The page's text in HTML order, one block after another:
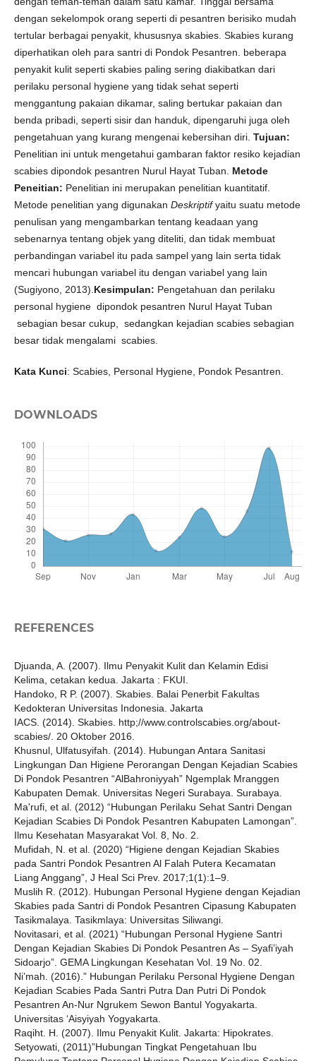
dengan sekelompok orang seperti di pesantren berisiko mudah
tertular berbagai penyakit, khususnya skabies. Skabies kurang
diperhatikan oleh para santri di Pondok Pesantren. beberapa
penyakit kulit seperti skabies paling sering diakibatkan dari
perilaku personal hygiene yang tidak sehat seperti
menggantung pakaian dikamar, saling bertukar pakaian dan
benda pribadi, seperti sisir dan handuk, dipengaruhi juga oleh
pengetahuan yang kurang mengenai kebersihan diri. Tujuan:
Penelitian ini untuk mengetahui gambaran faktor resiko kejadian
scabies dipondok pesantren Nurul Hayat Tuban. Metode
Peneitian: Penelitian ini merupakan penelitian kuantitatif.
Metode penelitian yang digunakan Deskriptifyaitu suatu metode
penulisan yang mengambarkan tentang keadaan yang
sebenarnya tentang objek yang diteliti, dan tidak membuat
perbandingan variabel itu pada sampel yang lain serta tidak
mencari hubungan variabel itu dengan variabel yang lain
(Sugiyono, 2013). Kesimpulan: Pengetahuan dan perilaku
personal hygiene dipondok pesantren Nurul Hayat Tuban
sebagian besar cukup, sedangkan kejadian scabies sebagian
besar tidak mengalami scabies.
Kata Kunci: Scabies, Personal Hygiene, Pondok Pesantren.
DOWNLOADS
REFERENCES
Djuanda, A. (2007). Ilmu Penyakit Kulit dan Kelamin Edisi
Kelima, cetakan kedua. Jakarta : FKUI.
Handoko, R P. (2007). Skabies. Balai Penerbit Fakultas
Kedokteran Universitas Indonesia. Jakarta
IACS. (2014). Skabies. http;//www.controlscabies.org/about-
scabies/. 20 Oktober 2016.
Khusnul, Ulfatusyifah. (2014). Hubungan Antara Sanitasi
Lingkungan Dan Higiene Perorangan Dengan Kejadian Scabies
Di Pondok Pesantren “AlBahroniyyah” Ngemplak Mranggen
Kabupaten Demak. Universitas Negeri Surabaya. Surabaya.
Ma'rufi, et al. (2012) “Hubungan Perilaku Sehat Santri Dengan
Kejadian Scabies Di Pondok Pesantren Kabupaten Lamongan”.
Ilmu Kesehatan Masyarakat Vol. 8, No. 2.
Mufidah, N. et al. (2020) “Higiene dengan Kejadian Skabies
pada Santri Pondok Pesantren Al Falah Putera Kecamatan
Liang Anggang”, J Heal Sci Prev. 2017;1(1):1–9.
Muslih R. (2012). Hubungan Personal Hygiene dengan Kejadian
Skabies pada Santri di Pondok Pesantren Cipasung Kabupaten
Tasikmalaya. Tasikmlaya: Universitas Siliwangi.
Novitasari, et al. (2021) “Hubungan Personal Hygiene Santri
Dengan Kejadian Skabies Di Pondok Pesantren As – Syafi’iyah
Sidoarjo”. GEMA Lingkungan Kesehatan Vol. 19 No. 02.
Ni’mah. (2016).” Hubungan Perilaku Personal Hygiene Dengan
Kejadian Scabies Pada Santri Putra Dan Putri Di Pondok
Pesantren An-Nur Ngrukem Sewon Bantul Yogyakarta.
Universitas ‘Aisyiyah Yogyakarta.
Raqiht. H. (2007). Ilmu Penyakit Kulit. Jakarta: Hipokrates.
Setyowati, (2011)”Hubungan Tingkat Pengetahuan Ibu